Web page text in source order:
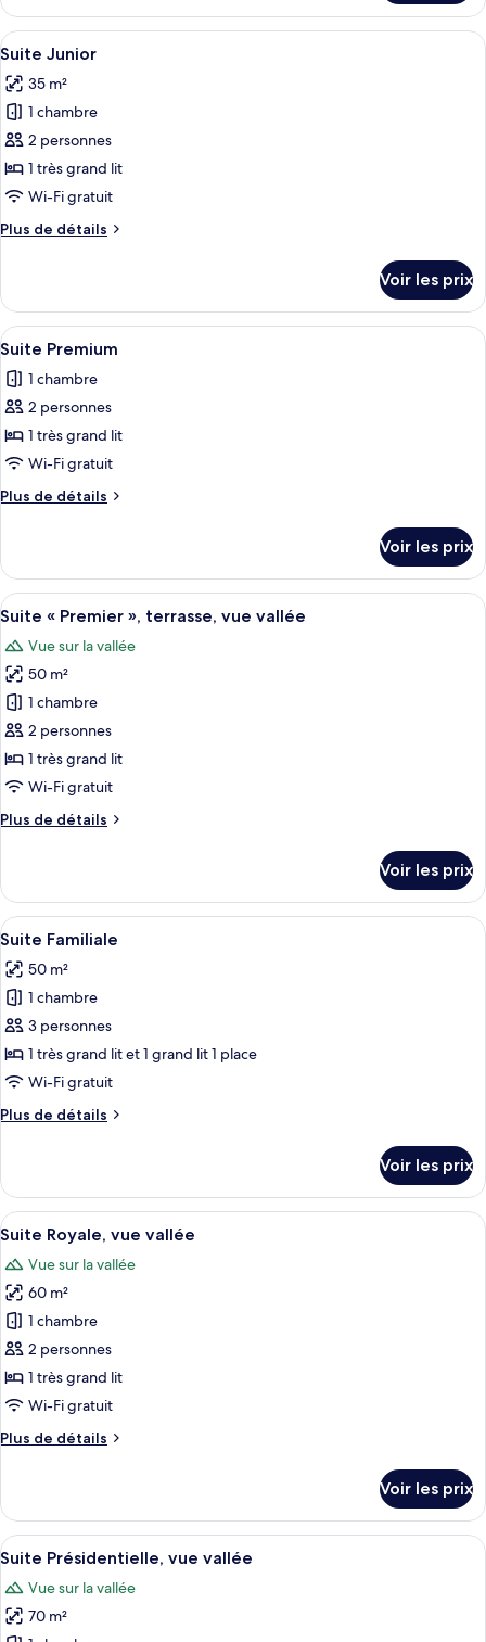
vallée
le
type
de
Chambre
Deluxe,
vue
vallée
Afficher
toutes
les
photos
pour
ce
type
chambre :
Une pièce comprenant un lit, une
8
Suite Junior
35 m²
1 chambre
2 personnes
1 très grand lit
Wi-Fi gratuit
Plus de détails
Plus
le
type
de
Suite
Junior
Voir les prix
Afficher
toutes
les
photos
pour
ce
type
de
Suite
Premium
Une chambre à coucher
7
Suite Premium
1 chambre
2 personnes
1 très grand lit
Wi-Fi gratuit
Plus de détails
Plus
le
type
de
Suite
Premium
Voir les prix
Afficher
toutes
les
photos
pour
ce
type
de
chambre :
Suite
»,
terrasse,
vue
vallée
Une pièce comprenant une grande
8
Suite « Premier », terrasse, vue vallée
Vue sur la vallée
50 m²
1 chambre
2 personnes
1 très grand lit
Wi-Fi gratuit
Plus de détails
Plus
le
type
de
Suite
Premier
»,
terrasse,
vue
vallée
Voir les prix
Afficher
toutes
les
photos
pour
ce
type
chambre :
Une chambre d’hôtel avec un
14
Suite Familiale
50 m²
1 chambre
3 personnes
1 très grand lit et 1 grand lit 1 place
Wi-Fi gratuit
Plus de détails
Plus
le
type
de
Suite
Familiale
Voir les prix
Afficher
toutes
les
photos
pour
ce
type
de
chambre :
Suite
vallée
Une pièce comprenant un lit, une
5
Suite Royale, vue vallée
Vue sur la vallée
60 m²
1 chambre
2 personnes
1 très grand lit
Wi-Fi gratuit
Plus de détails
Plus
le
type
de
Suite
Royale,
vue
Voir les prix
Afficher
toutes
les
photos
Une pièce meublée de meubles
10
Suite Présidentielle, vue vallée
Vue sur la vallée
70 m²